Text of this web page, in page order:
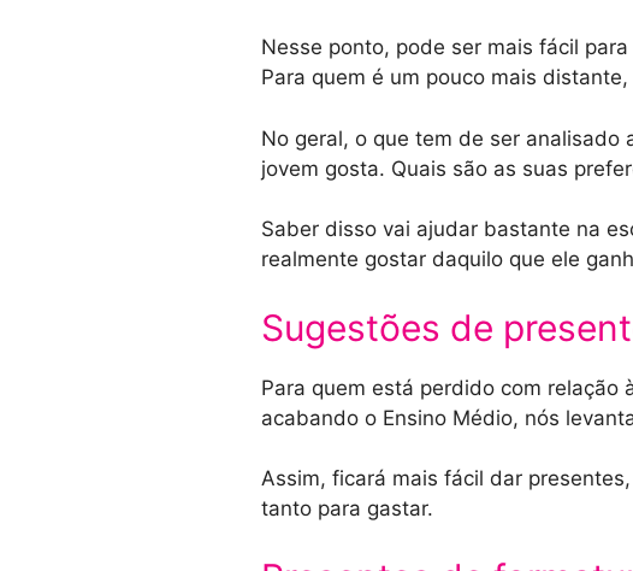
Nesse ponto, pode ser mais fácil
Para quem é um pouco mais
No geral, o que tem de ser
jovem gosta. Quais são as suas
Saber disso vai ajudar bastante na
realmente gostar daquilo que ele
Sugestões de
Para quem está perdido com
acabando o Ensino Médio, nós
Assim, ficará mais fácil dar
tanto para gastar.